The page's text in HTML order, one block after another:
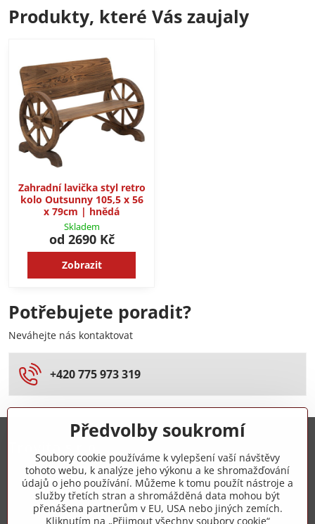
Produkty, které Vás zaujaly
Zahradní lavička styl retro
kolo Outsunny 105,5 x 56
x 79cm | hnědá
Skladem
od 2690 Kč
Zobrazit
Potřebujete poradit?
Neváhejte nás kontaktovat
+420 775 973 319
+420 775 973 319
info​@zipzop​.cz
Předvolby soukromí
Soubory cookie používáme k vylepšení vaší návštěvy
tohoto webu, k analýze jeho výkonu a ke shromažďování
údajů o jeho používání. Můžeme k tomu použít nástroje a
služby třetích stran a shromážděná data mohou být
přenášena partnerům v EU, USA nebo jiných zemích.
Kliknutím na „Přijmout všechny soubory cookie“